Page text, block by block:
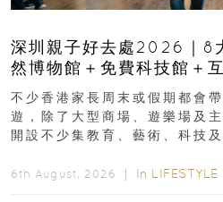
深圳親子好去處2026｜8
然博物館＋免費科技館＋
齡、交通、門票、開放時間
不少香港家長周末或假期都會
遊，除了大型商場、遊樂場及
開設不少集教育、藝術、科技
6th August, 2026 ｜ In LIFESTYLE